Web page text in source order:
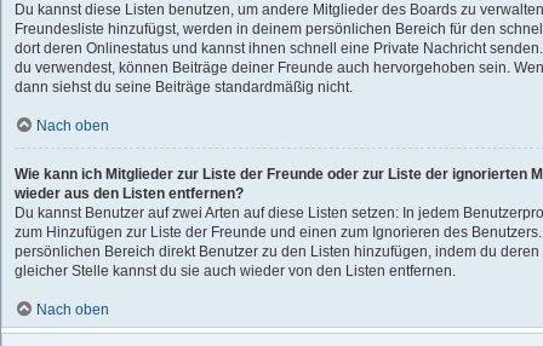
Du kannst diese Listen benutzen, um andere Mitglieder des Boards zu
Freundesliste hinzufügst, werden in deinem persönlichen Bereich für den
dort deren Onlinestatus und kannst ihnen schnell eine Private Nachricht
du verwendest, können Beiträge deiner Freunde auch hervorgehoben sein.
dann siehst du seine Beiträge standardmäßig nicht.
Nach oben
Wie kann ich Mitglieder zur Liste der Freunde oder zur Liste der ignorierten
wieder aus den Listen entfernen?
Du kannst Benutzer auf zwei Arten auf diese Listen setzen: In jedem
zum Hinzufügen zur Liste der Freunde und einen zum Ignorieren des
persönlichen Bereich direkt Benutzer zu den Listen hinzufügen, indem du
gleicher Stelle kannst du sie auch wieder von den Listen entfernen.
Nach oben